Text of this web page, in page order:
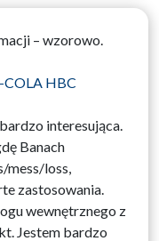
– wzorowo.
HBC
interesująca.
Banach
mess/loss,
zastosowania.
wewnętrznego z
Jestem bardzo